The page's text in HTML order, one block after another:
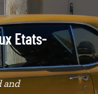
Etats-
and